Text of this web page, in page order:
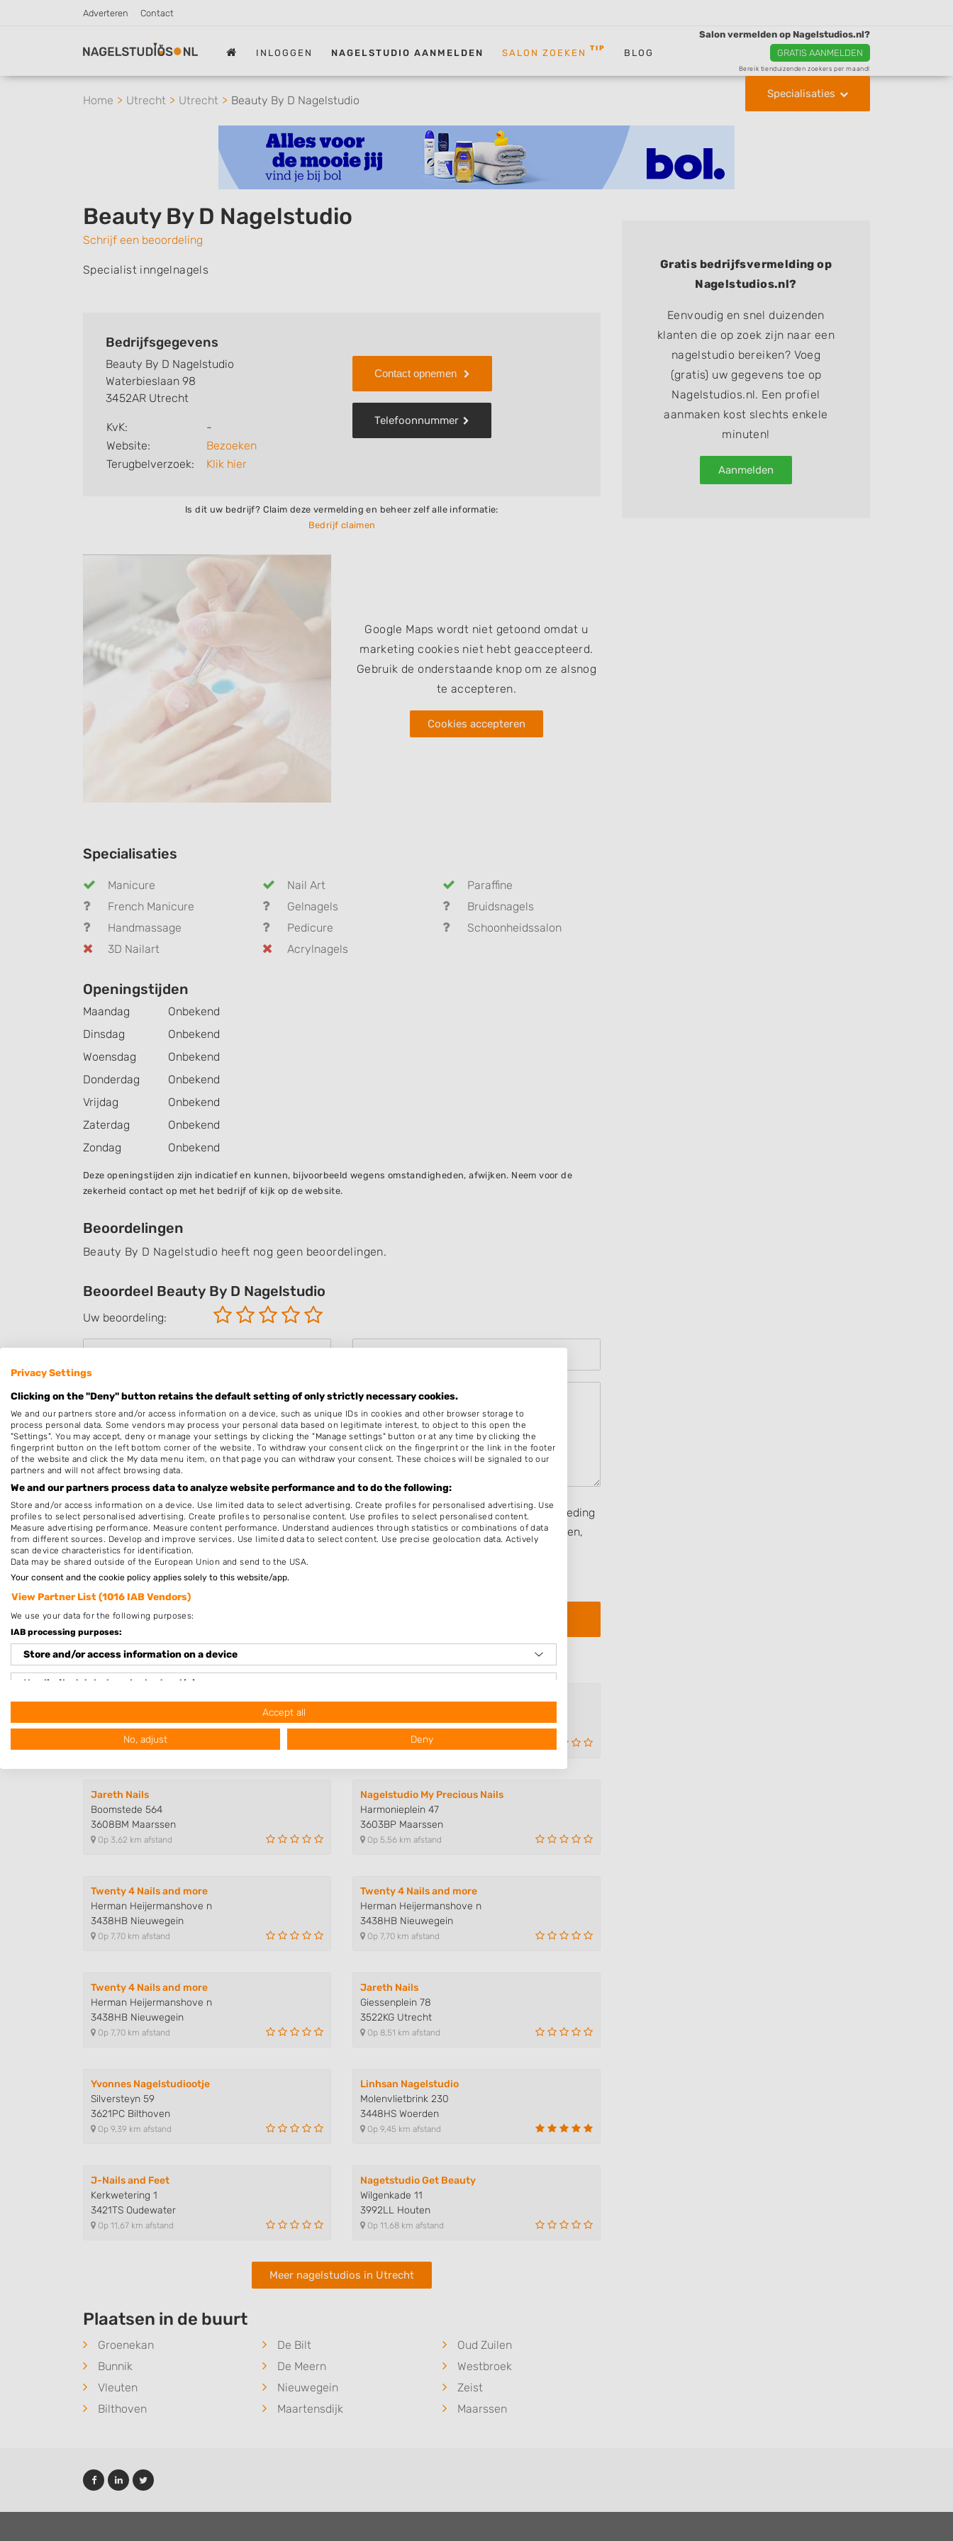
Adverteren Contact
INLOGGEN NAGELSTUDIO AANMELDEN SALON ZOEKEN TIP BLOG
Salon vermelden op Nagelstudios.nl?
GRATIS AANMELDEN
Bereik tienduizenden zoekers per maand!
Specialisaties
Home Utrecht Utrecht Beauty By D Nagelstudio
Beauty By D Nagelstudio
Schrijf een beoordeling
Specialist inngelnagels
Bedrijfsgegevens
Beauty By D Nagelstudio
Waterbieslaan 98
3452AR Utrecht
KvK:
-
Website:
Bezoeken
Terugbelverzoek:
Klik hier
Contact opnemen
Telefoonnummer
Is dit uw bedrijf? Claim deze vermelding en beheer zelf alle informatie:
Bedrijf claimen
Google Maps wordt niet getoond omdat u
marketing cookies niet hebt geaccepteerd.
Gebruik de onderstaande knop om ze alsnog
te accepteren.
Cookies accepteren
Specialisaties
Manicure Nail Art
Paraffine
French Manicure
Gelnagels
Bruidsnagels
Handmassage
Pedicure
Schoonheidssalon
3D Nailart
Acrylnagels
Openingstijden
Maandag
Onbekend
Dinsdag
Onbekend
Woensdag
Onbekend
Donderdag
Onbekend
Vrijdag
Onbekend
Zaterdag
Onbekend
Zondag
Onbekend
Deze openingstijden zijn indicatief en kunnen, bijvoorbeeld wegens omstandigheden, afwijken. Neem voor de
zekerheid contact op met het bedrijf of kijk op de website.
Beoordelingen
Beauty By D Nagelstudio heeft nog geen beoordelingen.
Beoordeel Beauty By D Nagelstudio
Uw beoordeling:
Hierbij bevestig ik dat de review is gebaseerd op mijn eigen ervaring en ik heb geen vergoeding
en/of andere giften, direct dan wel indirect, heb ontvangen van een persoon dan wel derden,
om dit bedrijf te beoordelen. Op het schrijven van een beoordeling zijn de
Voorwaarden van "Fanatic B.V." van overeenkomstige toepassing.
Nagelstudios in de buurt
3452AT Utrecht
Op 0,07 km afstand
3544NV Utrecht
Op 2,43 km afstand
Jareth Nails
Boomstede 564
3608BM Maarssen
Op 3,62 km afstand
Nagelstudio My Precious Nails
Harmonieplein 47
3603BP Maarssen
Op 5,56 km afstand
Twenty 4 Nails and more
Herman Heijermanshove n
3438HB Nieuwegein
Op 7,70 km afstand
Twenty 4 Nails and more
Herman Heijermanshove n
3438HB Nieuwegein
Op 7,70 km afstand
Twenty 4 Nails and more
Herman Heijermanshove n
3438HB Nieuwegein
Op 7,70 km afstand
Jareth Nails
Giessenplein 78
3522KG Utrecht
Op 8,51 km afstand
Yvonnes Nagelstudiootje
Silversteyn 59
3621PC Bilthoven
Op 9,39 km afstand
Linhsan Nagelstudio
Molenvlietbrink 230
3448HS Woerden
Op 9,45 km afstand
J-Nails and Feet
Kerkwetering 1
3421TS Oudewater
Op 11,67 km afstand
Nagetstudio Get Beauty
Wilgenkade 11
3992LL Houten
Op 11,68 km afstand
Meer nagelstudios in Utrecht
Plaatsen in de buurt
Groenekan De Bilt
Oud Zuilen
Bunnik
De Meern
Westbroek
Vleuten
Nieuwegein
Zeist
Bilthoven
Maartensdijk Maarssen
Gratis bedrijfsvermelding op
Nagelstudios.nl?
Eenvoudig en snel duizenden
klanten die op zoek zijn naar een
nagelstudio bereiken? Voeg
(gratis) uw gegevens toe op
Nagelstudios.nl. Een profiel
aanmaken kost slechts enkele
minuten!
Aanmelden
Privacy Settings
Clicking on the "Deny" button retains the default setting of only strictly necessary cookies.
We and our partners store and/or access information on a device, such as unique IDs in cookies and other browser storage to
process personal data. Some vendors may process your personal data based on legitimate interest, to object to this open the
"Settings". You may accept, deny or manage your settings by clicking the "Manage settings" button or at any time by clicking the
fingerprint button on the left bottom corner of the website. To withdraw your consent click on the fingerprint or the link in the footer
of the website and click the My data menu item, on that page you can withdraw your consent. These choices will be signaled to our
partners and will not affect browsing data.
We and our partners process data to analyze website performance and to do the following:
Store and/or access information on a device. Use limited data to select advertising. Create profiles for personalised advertising. Use
profiles to select personalised advertising. Create profiles to personalise content. Use profiles to select personalised content.
Measure advertising performance. Measure content performance. Understand audiences through statistics or combinations of data
from different sources. Develop and improve services. Use limited data to select content. Use precise geolocation data. Actively
scan device characteristics for identification.
Data may be shared outside of the European Union and send to the USA.
Your consent and the cookie policy applies solely to this website/app.
View Partner List (1016 IAB Vendors)
We use your data for the following purposes:
IAB processing purposes:
Store and/or access information on a device
Use limited data to select advertising
Use profiles to select personalised advertising
Create profiles to personalise content
Use profiles to select personalised content
Measure advertising performance
Understand audiences through statistics or combinations of data from different
Develop and improve services
Use precise geolocation data
Identify devices based on information actively requested
Accept all
No, adjust Deny